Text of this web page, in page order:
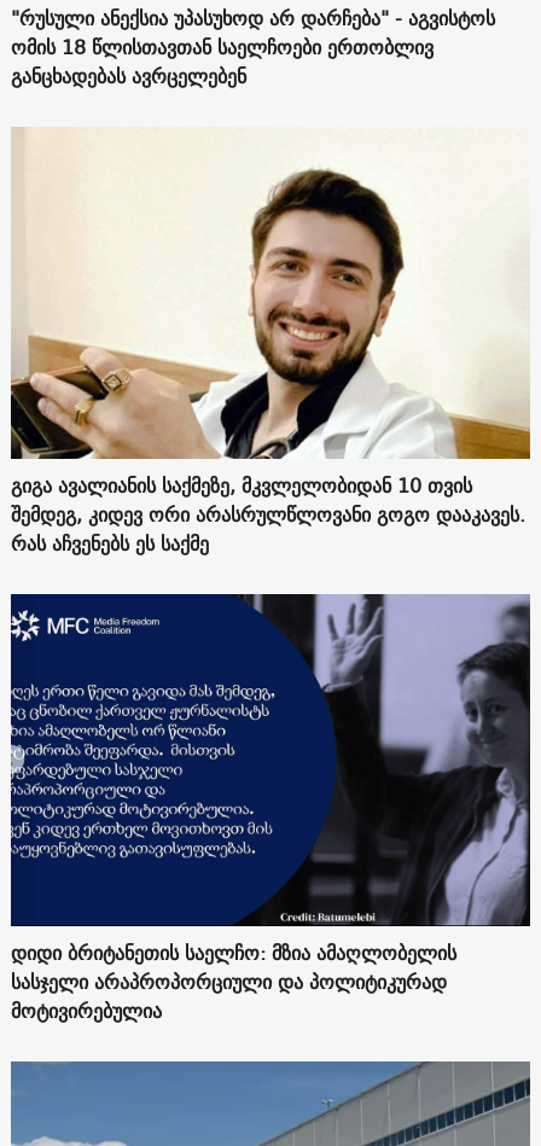
"რუსული ანექსია უპასუხოდ არ დარჩება" - აგვისტოს
ომის 18 წლისთავთან საელჩოები ერთობლივ
განცხადებას ავრცელებენ
გიგა ავალიანის საქმეზე, მკვლელობიდან 10 თვის
შემდეგ, კიდევ ორი არასრულწლოვანი გოგო დააკავეს.
რას აჩვენებს ეს საქმე
დიდი ბრიტანეთის საელჩო: მზია ამაღლობელის
სასჯელი არაპროპორციული და პოლიტიკურად
მოტივირებულია